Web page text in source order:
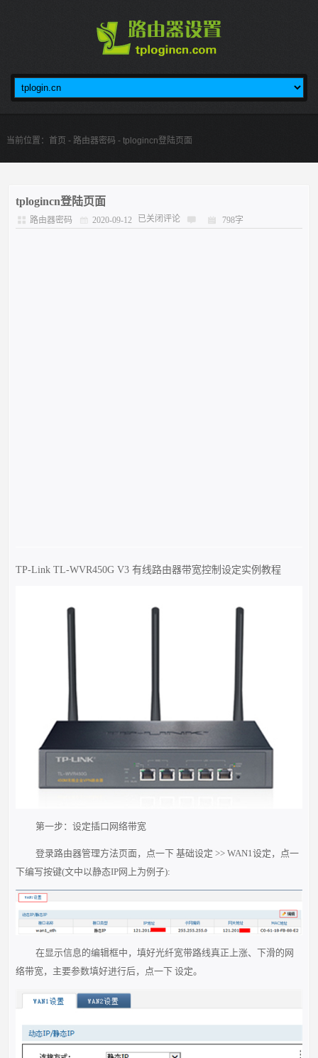
当前位置： 首页 - 路由器密码 - tplogincn登陆页面
tplogincn登陆页面
路由器密码 2020-09-12 已关闭评论 798字
TP-Link TL-WVR450G V3 有线路由器带宽控制设定实例教程
第一步：设定插口网络带宽
登录路由器管理方法页面，点一下 基础设定 >> WAN1设定，点一
下编写按键(文中以静态IP网上为例子):
在显示信息的编辑框中，填好光纤宽带路线真正上涨、下滑的网
络带宽，主要参数填好进行后，点一下 设定。